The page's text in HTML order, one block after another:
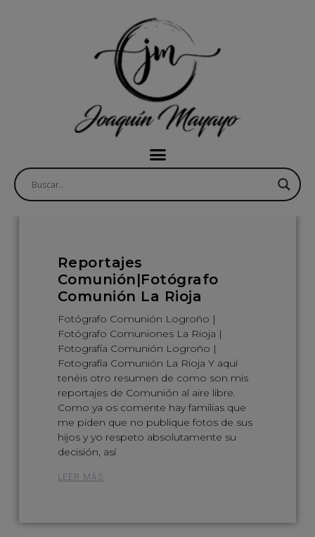
Reportajes
Comunión|Fotógrafo
Comunión La Rioja
Fotógrafo Comunión Logroño |
Fotógrafo Comuniones La Rioja |
Fotografía Comunión Logroño |
Fotografía Comunión La Rioja Y aquí
tenéis otro resumen de como son mis
reportajes de Comunión al aire libre.
Como ya os comente hay familias que
me piden que no publique fotos de sus
hijos y yo respeto absolutamente su
decisión, así
LEER MÁS